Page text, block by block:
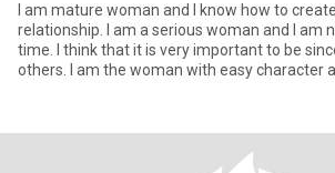
I am mature woman and I know how to
relationship. I am a serious woman and I am
time. I think that it is very important to be
others. I am the woman with easy character